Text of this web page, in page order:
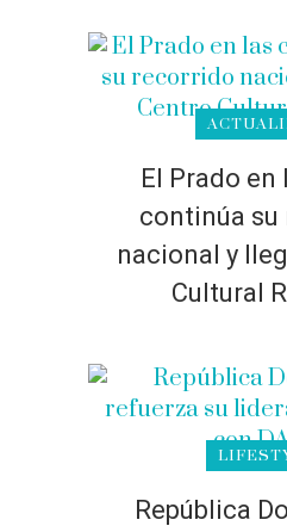
El Prado en
continúa
nacional y
Cultural
República